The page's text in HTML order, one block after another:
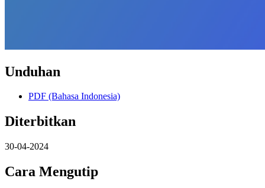
Unduhan
PDF (Bahasa Indonesia)
Diterbitkan
30-04-2024
Cara Mengutip